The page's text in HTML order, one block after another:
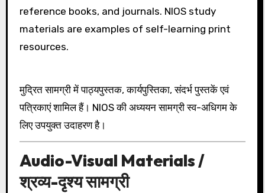
reference books, and journals. NIOS study
materials are examples of self-learning print
resources.
मुद्रित सामग्री में पाठ्यपुस्तक, कार्यपुस्तिका, संदर्भ पुस्तकें एवं
पत्रिकाएं शामिल हैं। NIOS की अध्ययन सामग्री स्व-अधिगम के
लिए उपयुक्त उदाहरण है।
Audio-Visual Materials /
श्रव्य-दृश्य सामग्री